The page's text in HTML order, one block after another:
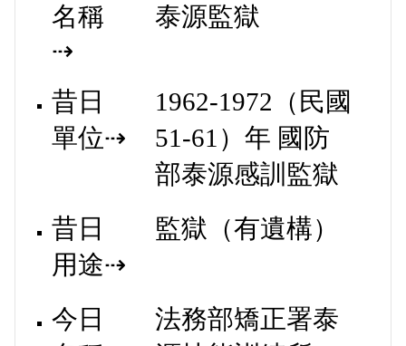
名稱
⇢
泰源監獄
昔日
單位⇢
1962-1972 （ 民國
51-61 ）年 國防
部泰源感訓監獄
昔日
用途⇢
監獄（有遺構）
今日
法務部矯正署泰